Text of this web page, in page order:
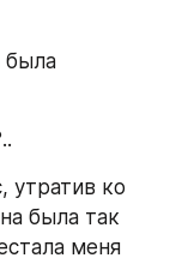
была
утратив ко
была так
меня